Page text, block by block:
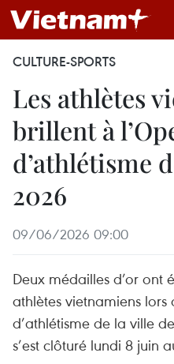
CULTURE-SPORTS
Les athlètes
brillent à
d’athlétisme
2026
09/06/2026 09:00
Deux médailles d’or ont
athlètes vietnamiens
d’athlétisme de la ville
s’est clôturé lundi 8 juin